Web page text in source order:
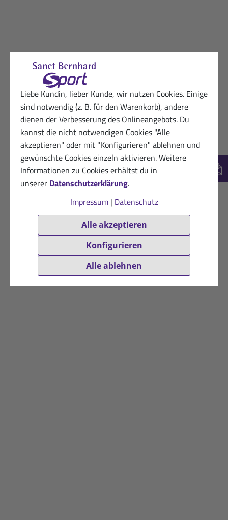
Liebe Kundin, lieber Kunde, wir nutzen Cookies. Einige
sind notwendig (z. B. für den Warenkorb), andere
dienen der Verbesserung des Onlineangebots. Du
kannst die nicht notwendigen Cookies "Alle
akzeptieren" oder mit "Konfigurieren" ablehnen und
gewünschte Cookies einzeln aktivieren. Weitere
Informationen zu Cookies erhältst du in
unserer Datenschutzerklärung.
Impressum| Datenschutz
Alle akzeptieren
Konfigurieren
Alle ablehnen